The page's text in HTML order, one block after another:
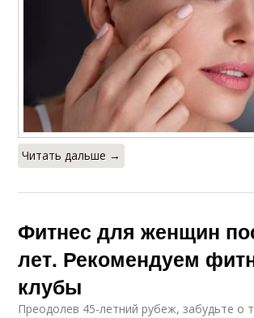
Читать дальше →
Фитнес для женщин
лет. Рекомендуем
клубы
Преодолев 45-летний рубеж, забудьте о